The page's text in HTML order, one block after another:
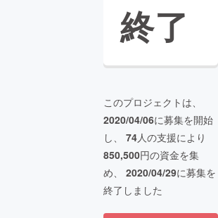
終了
このプロジェクトは、
2020/04/06に募集を開始
し、 74人の支援により
850,500円の資金を集
め、 2020/04/29に募集を
終了しました